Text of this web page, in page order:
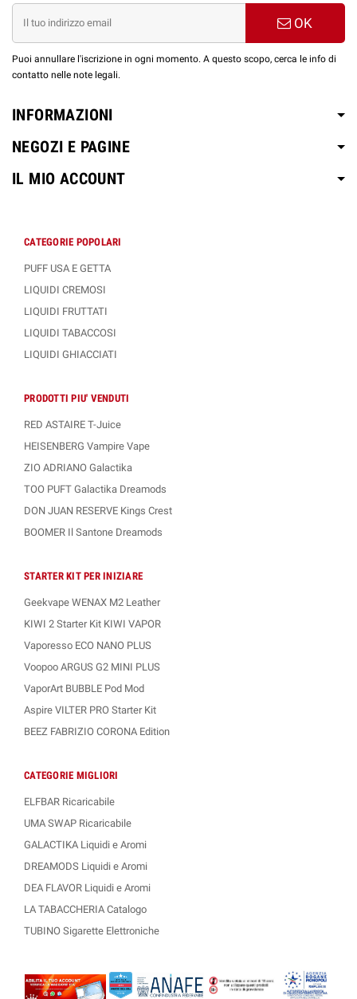
OK
Puoi annullare l'iscrizione in ogni momento. A questo scopo, cerca le info di
contatto nelle note legali.
INFORMAZIONI
NEGOZI E PAGINE
IL MIO ACCOUNT
CATEGORIE POPOLARI
PUFF USA E GETTA
LIQUIDI CREMOSI
LIQUIDI FRUTTATI
LIQUIDI TABACCOSI
LIQUIDI GHIACCIATI
PRODOTTI PIU' VENDUTI
RED ASTAIRE T-Juice
HEISENBERG Vampire Vape
ZIO ADRIANO Galactika
TOO PUFT Galactika Dreamods
DON JUAN RESERVE Kings Crest
BOOMER Il Santone Dreamods
STARTER KIT PER INIZIARE
Geekvape WENAX M2 Leather
KIWI 2 Starter Kit KIWI VAPOR
Vaporesso ECO NANO PLUS
Voopoo ARGUS G2 MINI PLUS
VaporArt BUBBLE Pod Mod
Aspire VILTER PRO Starter Kit
BEEZ FABRIZIO CORONA Edition
CATEGORIE MIGLIORI
ELFBAR Ricaricabile
UMA SWAP Ricaricabile
GALACTIKA Liquidi e Aromi
DREAMODS Liquidi e Aromi
DEA FLAVOR Liquidi e Aromi
LA TABACCHERIA Catalogo
TUBINO Sigarette Elettroniche